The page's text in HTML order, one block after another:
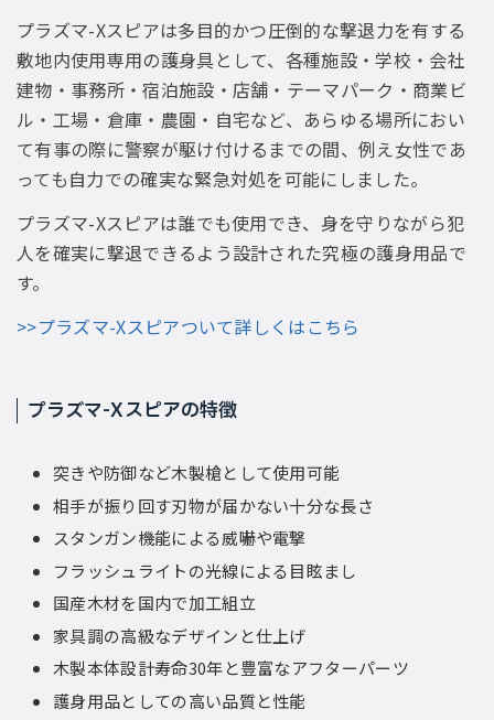
プラズマ-Xスピアは多目的かつ圧倒的な撃退力を有する
敷地内使用専用の護身具として、各種施設・学校・会社
建物・事務所・宿泊施設・店舗・テーマパーク・商業ビ
ル・工場・倉庫・農園・自宅など、あらゆる場所におい
て有事の際に警察が駆け付けるまでの間、例え女性であ
っても自力での確実な緊急対処を可能にしました。
プラズマ-Xスピアは誰でも使用でき、身を守りながら犯
人を確実に撃退できるよう設計された究極の護身用品で
す。
>>プラズマ-Xスピアついて詳しくはこちら
プラズマ-Xスピアの特徴
突きや防御など木製槍として使用可能
相手が振り回す刃物が届かない十分な長さ
スタンガン機能による威嚇や電撃
フラッシュライトの光線による目眩まし
国産木材を国内で加工組立
家具調の高級なデザインと仕上げ
木製本体設計寿命30年と豊富なアフターパーツ
護身用品としての高い品質と性能